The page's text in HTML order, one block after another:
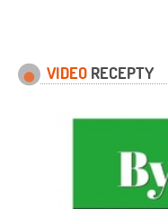
VIDEO RECEPTY